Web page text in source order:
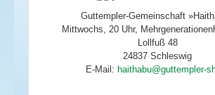
Guttempler-Gemeinschaft
Mittwochs, 20 Uhr,
Lollfuß 48
24837 Schleswig
E-Mail: